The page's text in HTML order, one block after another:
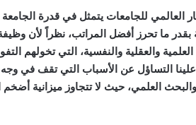
العالمي للجامعات يتمثل في قدرة
ما تحرز أفضل المراتب، نظراً لأن
والعقلية والنفسية، التي تخولهم
التساؤل عن الأسباب التي تقف في وجه